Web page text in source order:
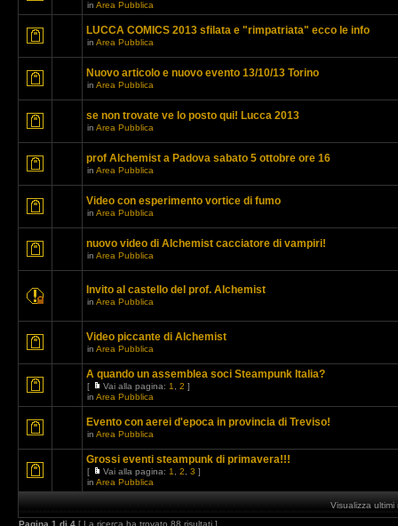
in Area Pubblica
LUCCA COMICS 2013 sfilata e "rimpatriata" ecco le info
in Area Pubblica
Nuovo articolo e nuovo evento 13/10/13 Torino
in Area Pubblica
se non trovate ve lo posto qui! Lucca 2013
in Area Pubblica
prof Alchemist a Padova sabato 5 ottobre ore 16
in Area Pubblica
Video con esperimento vortice di fumo
in Area Pubblica
nuovo video di Alchemist cacciatore di vampiri!
in Area Pubblica
Invito al castello del prof. Alchemist
in Area Pubblica
Video piccante di Alchemist
in Area Pubblica
A quando un assemblea soci Steampunk Italia?
[ Vai alla pagina: 1 2 ]
in Area Pubblica
Evento con aerei d'epoca in provincia di Treviso!
in Area Pubblica
Grossi eventi steampunk di primavera!!!
[ Vai alla pagina: 1 2 3 ]
in Area Pubblica
Visualizza ultimi
Pagina 1 di 4 [ La ricerca ha trovato 88 risultati ]